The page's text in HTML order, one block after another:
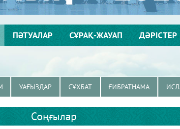
ПӘТУАЛАР СҰРАҚ-ЖАУАП ДӘРІСТЕР
УАҒЫЗДАР СҰХБАТ ҒИБРАТНАМА
Соңғылар